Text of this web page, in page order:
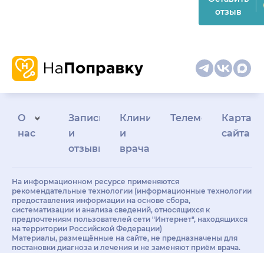
отзыв
О
нас
Запись
и
отзывы
Клиникам
и
врачам
Телемедицина
Карта
сайта
На информационном ресурсе применяются
рекомендательные технологии (информационные технологии
предоставления информации на основе сбора,
систематизации и анализа сведений, относящихся к
предпочтениям пользователей сети "Интернет", находящихся
на территории Российской Федерации)
Материалы, размещённые на сайте, не предназначены для
постановки диагноза и лечения и не заменяют приём врача.